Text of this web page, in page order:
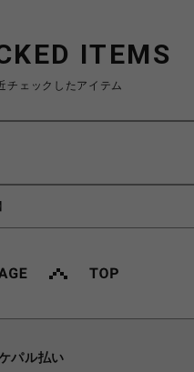
ITEMS
チェックしたアイテム
パル払い